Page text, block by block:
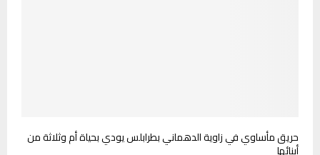
حريق مأساوي في زاوية الدهماني بطرابلس يودي بحياة أم وثلاثة من
أبنائها